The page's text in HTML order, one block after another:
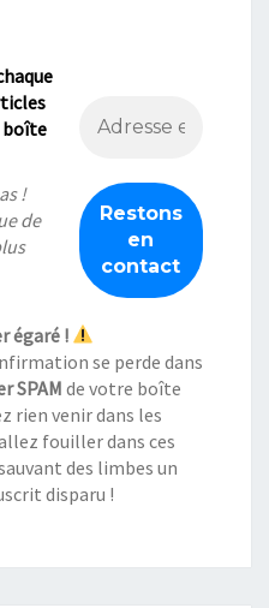
boîte
!
de
égaré !
se perde dans
SPAM de votre boîte
rien venir dans les
fouiller dans ces
des limbes un
disparu !